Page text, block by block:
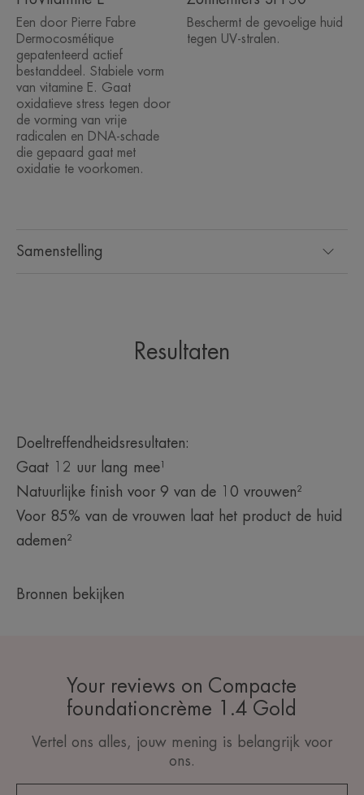
Hoge tolerantie voor alle huidtypes - zelfs de meest
gevoelige.
Een formule van 94% natuurlijke oorsprong.
Voordelen
• ZEER HOGE DEKKING voor onmiddellijke
correctie van zelfs de meest ernstige
onvolkomenheden.
**Gebruik bij intense of langdurige blootstelling aan de zon een specifiek
zonbeschermingsproduct.
Samenstelling
Een door Pierre Fabre
Dermocosmétique
gepatenteerd actief
bestanddeel. Stabiele vorm
van vitamine E. Gaat
oxidatieve stress tegen door
de vorming van vrije
radicalen en DNA-schade
die gepaard gaat met
oxidatie te voorkomen.
Beschermt de gevoelige huid
tegen UV-stralen.
Resultaten
Doeltreffendheidsresultaten:
Gaat 12 uur lang mee¹
Natuurlijke finish voor 9 van de 10 vrouwen²
Voor 85% van de vrouwen laat het product de huid
ademen²
Bronnen bekijken
Your reviews on Compacte
foundationcrème 1.4 Gold
Vertel ons alles, jouw mening is belangrijk voor
ons.